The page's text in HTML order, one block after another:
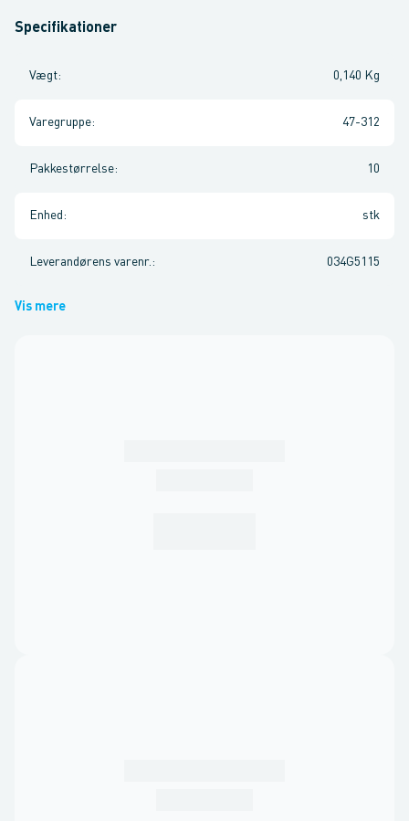
Specifikationer
Vægt: 0,140 Kg
Varegruppe: 47-312
Pakkestørrelse: 10
Enhed : stk
Leverandørens varenr. : 034G5115
Vis mere